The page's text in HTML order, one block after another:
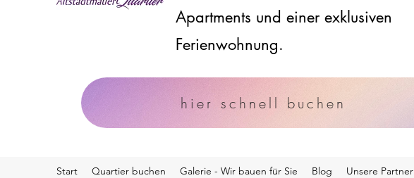
Apartments und einer exklusiven
Ferienwohnung.
hier schnell buchen
Start Quartier buchen Galerie - Wir bauen für Sie Blog Unsere Partner